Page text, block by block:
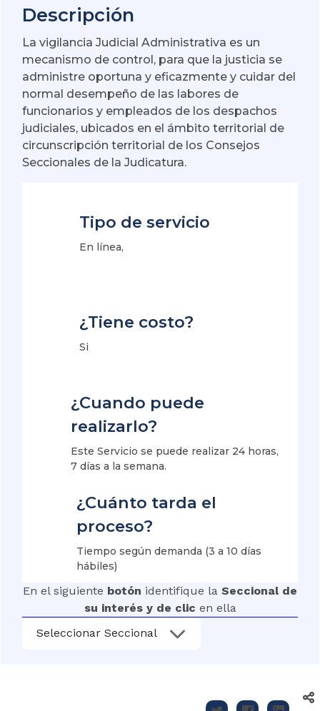
Descripción
La vigilancia Judicial Administrativa es un
mecanismo de control, para que la justicia se
administre oportuna y eficazmente y cuidar del
normal desempeño de las labores de
funcionarios y empleados de los despachos
judiciales, ubicados en el ámbito territorial de
circunscripción territorial de los Consejos
Seccionales de la Judicatura.
Tipo de servicio
En línea,
¿Tiene costo?
Si
¿Cuando puede
realizarlo?
Este Servicio se puede realizar 24 horas,
7 días a la semana.
¿Cuánto tarda el
proceso?
Tiempo según demanda (3 a 10 días
hábiles)
En el siguiente botón identifique la Seccional de
su interés y de clic en ella
Seleccionar Seccional